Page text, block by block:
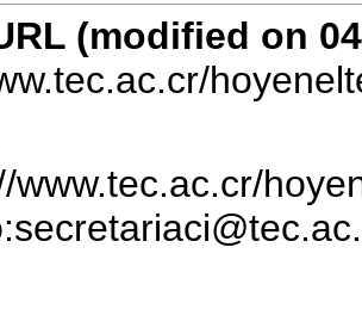
(modified on
www.tec.ac.cr/